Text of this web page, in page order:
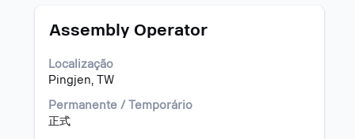
as
informações
dela.
Título
Assembly Operator
Localização
Pingjen, TW
Permanente / Temporário
正式
Selecione
vaga
com
barra
de